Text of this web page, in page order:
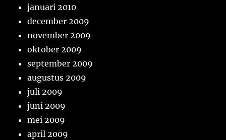
januari 2010
december 2009
november 2009
oktober 2009
september 2009
augustus 2009
juli 2009
juni 2009
mei 2009
april 2009